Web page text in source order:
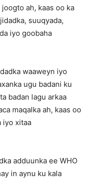
ah, kaas oo ka
suuqyada,
iyo goobaha
waaweyn iyo
ugu badani ku
badan lagu arkaa
maqalka ah, kaas oo
iyo xitaa
adduunka ee WHO
in aynu ku kala